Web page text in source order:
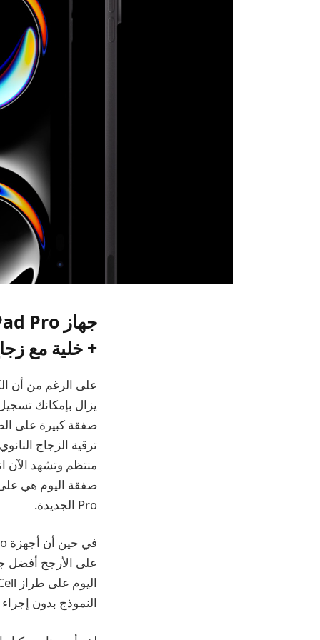
+ خلية مع زجاج
يزال بإمكانك
ترقية الزجاج
Pro الجديدة.
النموذج بدون إجراء